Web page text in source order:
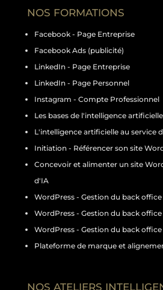
NOS FORMATIONS
Facebook - Page Entreprise
Facebook Ads (publicité)
LinkedIn - Page Entreprise
LinkedIn - Page Personnel
Instagram - Compte Professionnel
Les bases de l'intelligence artificielle
L'intelligence artificielle au service
Initiation - Référencer son site
Concevoir et alimenter un site
d'IA
WordPress - Gestion du back office
WordPress - Gestion du back office
WordPress - Gestion du back office
Plateforme de marque et
NOS ATELIERS